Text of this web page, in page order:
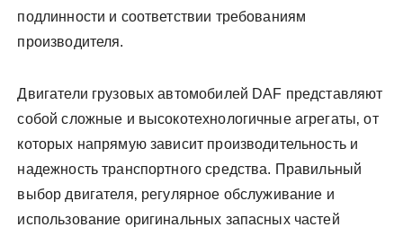
подлинности и соответствии требованиям
производителя.
Двигатели грузовых автомобилей DAF представляют
собой сложные и высокотехнологичные агрегаты‚ от
которых напрямую зависит производительность и
надежность транспортного средства. Правильный
выбор двигателя‚ регулярное обслуживание и
использование оригинальных запасных частей